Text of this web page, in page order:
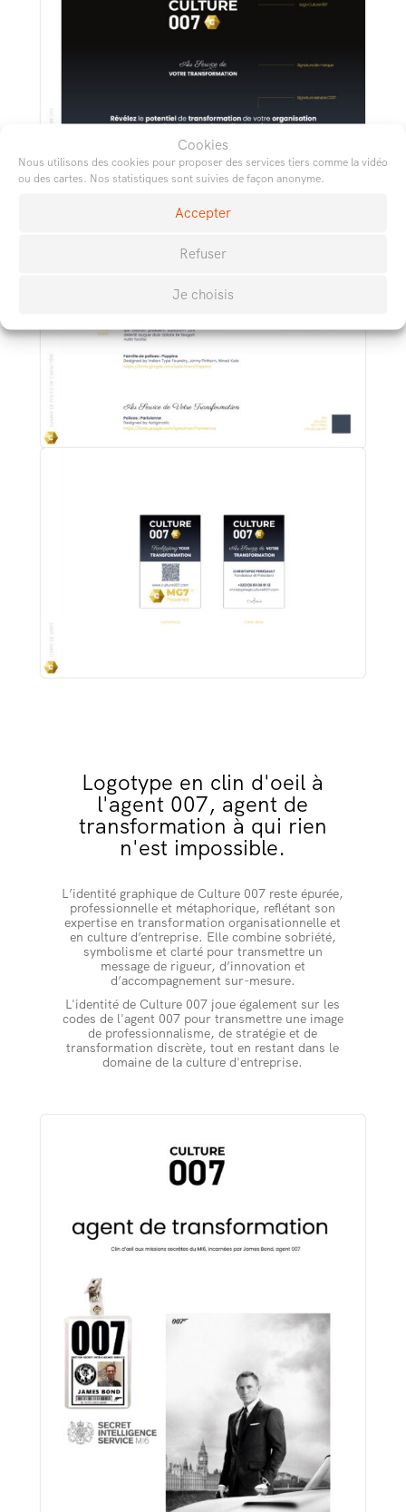
Cookies
Nous utilisons des cookies pour proposer des services tiers comme la vidéo
ou des cartes. Nos statistiques sont suivies de façon anonyme.
Accepter
Refuser
Je choisis
Logotype en clin d'oeil à
l'agent 007, agent de
transformation à qui rien
n'est impossible.
L’identité graphique de Culture 007 reste épurée,
professionnelle et métaphorique, reflétant son
expertise en transformation organisationnelle et
en culture d’entreprise. Elle combine sobriété,
symbolisme et clarté pour transmettre un
message de rigueur, d’innovation et
d’accompagnement sur-mesure.
L'identité de Culture 007 joue également sur les
codes de l'agent 007 pour transmettre une image
de professionnalisme, de stratégie et de
transformation discrète, tout en restant dans le
domaine de la culture d'entreprise.